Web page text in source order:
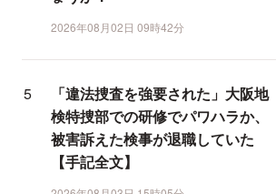
2026年08月02日 09時42分
「違法捜査を強要された」大阪地
検特捜部での研修でパワハラか、
被害訴えた検事が退職していた
【手記全文】